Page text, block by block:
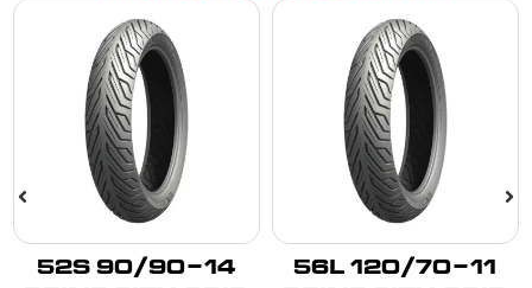
120/70-11 56L
90/90-14 52S